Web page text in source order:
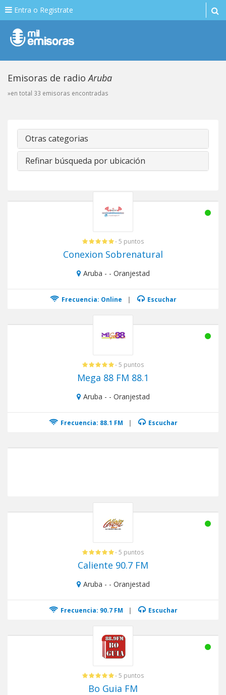
Entra o Registrate
Emisoras de radioAruba
»en total 33 emisoras encontradas
Otras categorias
Refinar búsqueda por ubicación
- 5 puntos
Conexion Sobrenatural
Aruba - - Oranjestad
Frecuencia: Online | Escuchar
- 5 puntos
Mega 88 FM 88.1
Aruba - - Oranjestad
Frecuencia: 88.1 FM | Escuchar
- 5 puntos
Caliente 90.7 FM
Aruba - - Oranjestad
Frecuencia: 90.7 FM | Escuchar
- 5 puntos
Bo Guia FM